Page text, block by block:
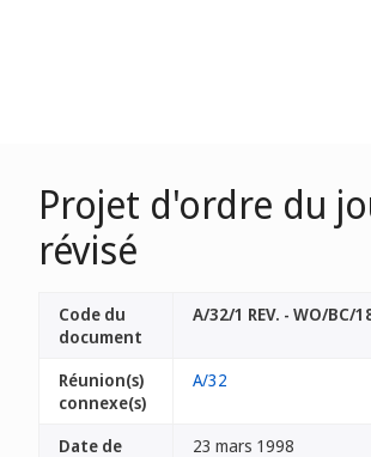
Projet d'ordre du
révisé
Code du
document
A/32/1 REV. - WO/BC/
Réunion(s)
connexe(s)
A/32
Date de
23 mars 1998